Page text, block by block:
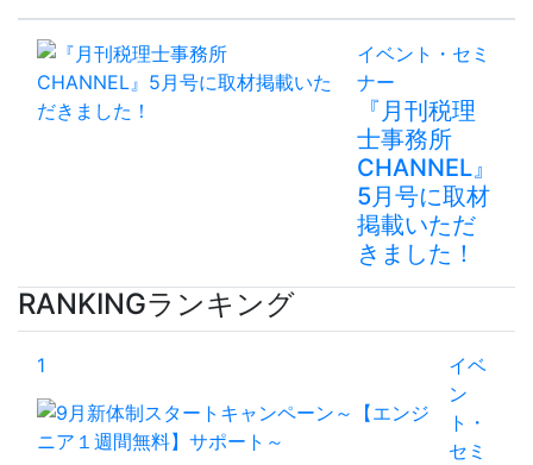
イベント・セミ
ナー
『月刊税理
士事務所
CHANNEL』
5月号に取材
掲載いただ
きました！
RANKINGランキング
1
イベ
ン
ト・
セミ